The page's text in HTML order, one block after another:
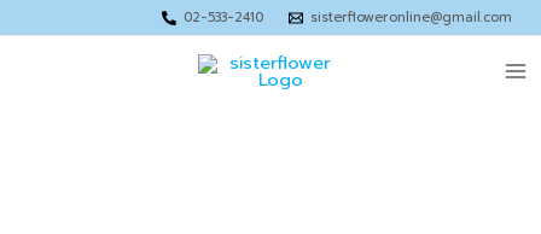
to
02-533-2410 sisterfloweronline@gmail.com
Price
range:
฿843.00
through
Price
range:
฿1,856.00
through
Price
range:
฿858.00
through
Price
range:
฿1,280.00
through